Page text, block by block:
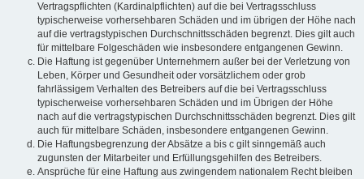
Vertragspflichten (Kardinalpflichten) auf die bei Vertragsschluss
typischerweise vorhersehbaren Schäden und im übrigen der Höhe nach
auf die vertragstypischen Durchschnittsschäden begrenzt. Dies gilt auch
für mittelbare Folgeschäden wie insbesondere entgangenen Gewinn.
Die Haftung ist gegenüber Unternehmern außer bei der Verletzung von
Leben, Körper und Gesundheit oder vorsätzlichem oder grob
fahrlässigem Verhalten des Betreibers auf die bei Vertragsschluss
typischerweise vorhersehbaren Schäden und im Übrigen der Höhe
nach auf die vertragstypischen Durchschnittsschäden begrenzt. Dies gilt
auch für mittelbare Schäden, insbesondere entgangenen Gewinn.
Die Haftungsbegrenzung der Absätze a bis c gilt sinngemäß auch
zugunsten der Mitarbeiter und Erfüllungsgehilfen des Betreibers.
Ansprüche für eine Haftung aus zwingendem nationalem Recht bleiben